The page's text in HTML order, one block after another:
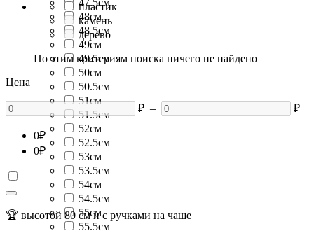
48см
48.5см
49см
49.5см
50см
50.5см
51см
51.5см
52см
52.5см
53см
53.5см
54см
54.5см
55см
55.5см
пластик
камень
дерево
По этим критериям поиска ничего не найдено
Цена
₽ – ₽
0₽
0₽
🏆 высотой 80 см и с ручками на чаше